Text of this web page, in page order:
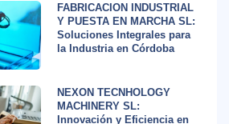
FABRICACION INDUSTRIAL
Y PUESTA EN MARCHA SL:
Soluciones Integrales para
la Industria en Córdoba
NEXON TECNHOLOGY
MACHINERY SL:
Innovación y Eficiencia en